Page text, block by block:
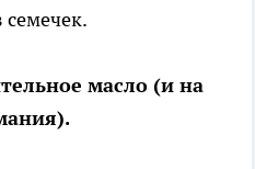
масло (и на